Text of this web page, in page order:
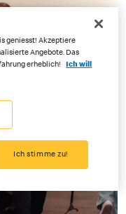
geniesst! Akzeptiere
Angebote. Das
erheblich!
Ich will
Ich stimme zu!